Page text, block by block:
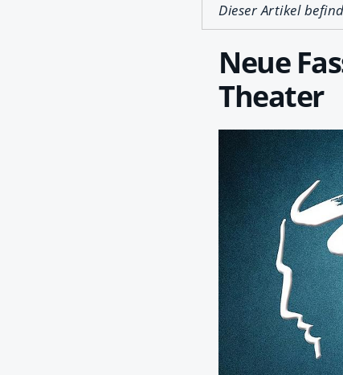
Dieser Artikel
Neue
Theater